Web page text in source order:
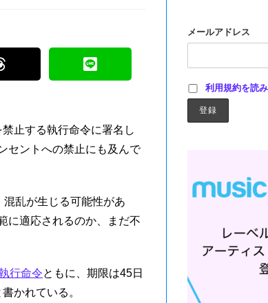
止する執行命令に署名し
セントへの禁止にも及んで
混乱が生じる可能性があ
に適応されるのか、まだ不
行命令ともに、期限は45日
かれている。
メールアドレス
利用規約を読